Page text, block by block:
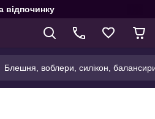
відпочинку
Блешня, воблери, силікон,